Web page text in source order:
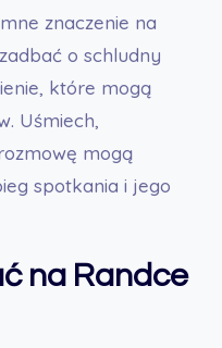
znaczenie na
o schludny
które mogą
Uśmiech,
mogą
spotkania i jego
na Randce